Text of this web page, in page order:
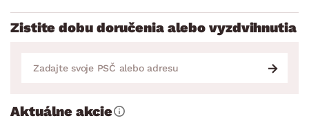
Zistite dobu doručenia alebo vyzdvihnutia
Aktuálne akcie